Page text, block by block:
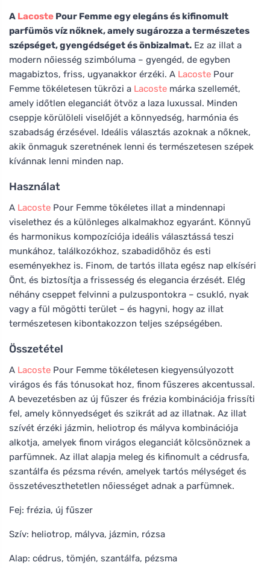
A Lacoste Pour Femme egy elegáns és kifinomult
parfümös víz nőknek, amely sugározza a természetes
szépséget, gyengédséget és önbizalmat. Ez az illat a
modern nőiesség szimbóluma – gyengéd, de egyben
magabiztos, friss, ugyanakkor érzéki. A Lacoste Pour
Femme tökéletesen tükrözi a Lacoste márka szellemét,
amely időtlen eleganciát ötvöz a laza luxussal. Minden
cseppje körülöleli viselőjét a könnyedség, harmónia és
szabadság érzésével. Ideális választás azoknak a nőknek,
akik önmaguk szeretnének lenni és természetesen szépek
kívánnak lenni minden nap.
Használat
A Lacoste Pour Femme tökéletes illat a mindennapi
viselethez és a különleges alkalmakhoz egyaránt. Könnyű
és harmonikus kompozíciója ideális választássá teszi
munkához, találkozókhoz, szabadidőhöz és esti
eseményekhez is. Finom, de tartós illata egész nap elkíséri
Önt, és biztosítja a frissesség és elegancia érzését. Elég
néhány cseppet felvinni a pulzuspontokra – csukló, nyak
vagy a fül mögötti terület – és hagyni, hogy az illat
természetesen kibontakozzon teljes szépségében.
Összetétel
A Lacoste Pour Femme tökéletesen kiegyensúlyozott
virágos és fás tónusokat hoz, finom fűszeres akcentussal.
A bevezetésben az új fűszer és frézia kombinációja frissíti
fel, amely könnyedséget és szikrát ad az illatnak. Az illat
szívét érzéki jázmin, heliotrop és mályva kombinációja
alkotja, amelyek finom virágos eleganciát kölcsönöznek a
parfümnek. Az illat alapja meleg és kifinomult a cédrusfa,
szantálfa és pézsma révén, amelyek tartós mélységet és
összetéveszthetetlen nőiességet adnak a parfümnek.
Fej: frézia, új fűszer
Szív: heliotrop, mályva, jázmin, rózsa
Alap: cédrus, tömjén, szantálfa, pézsma